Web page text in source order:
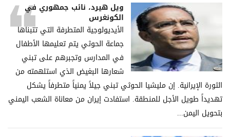
ويل هيرد، نائب جمهوري في
الكونغرس
الأيديولوجية المتطرفة التي تتبناها
جماعة الحوثي يتم تعليمها الأطفال
في المدارس وتجبرهم على تبني
شعارها البغيض الذي استلهمته من
الثورة الإيرانية. إن مليشيا الحوثي تبني جيلاً يمنياً متطرفاً يشكل
تهديداً طويل الأجل للمنطقة. استفادت إيران من معاناة الشعب اليمني
بتحويل اليمن...